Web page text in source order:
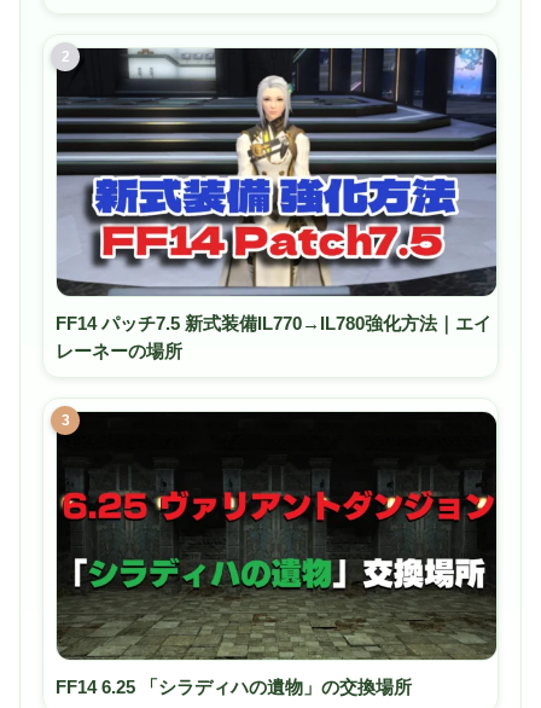
2
FF14 パッチ7.5 新式装備IL770→IL780強化方法｜エイ
レーネーの場所
3
FF14 6.25 「シラディハの遺物」の交換場所